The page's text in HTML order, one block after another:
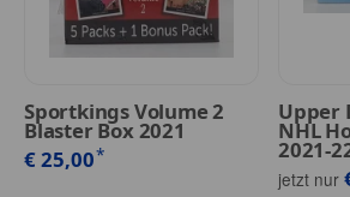
Sportkings Volume 2
Blaster Box 2021
€ 25,00*
Upper
NHL
2021-
jetzt nur